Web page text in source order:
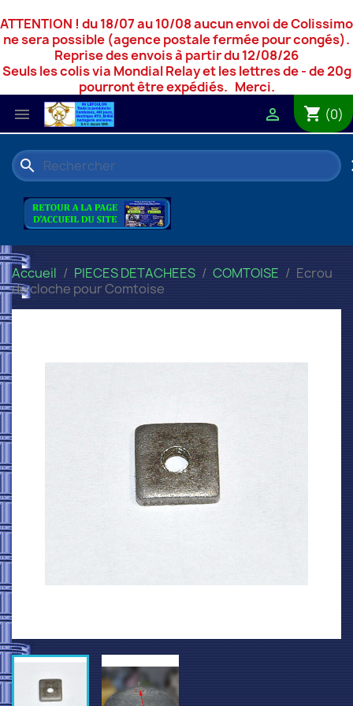
ATTENTION ! du 18/07 au 10/08 aucun envoi de Colissimo
ne sera possible (agence postale fermée pour congés).
Reprise des envois à partir du 12/08/26
Seuls les colis via Mondial Relay et les lettres de - de 20g
pourront être expédiés. Merci.
 shopping_cart (0)

search
Accueil PIECES DETACHEES COMTOISE
Ecrou
de cloche pour Comtoise